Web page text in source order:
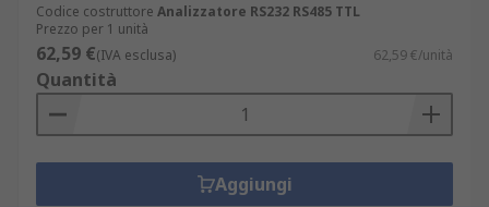
Codice costruttore Analizzatore RS232 RS485 TTL
Prezzo per 1 unità
62,59 €(IVA esclusa) 62,59 €/unità
Quantità
Aggiungi